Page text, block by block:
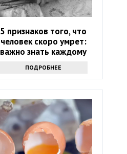
5 признаков того, что
человек скоро умрет:
важно знать каждому
ПОДРОБНЕЕ